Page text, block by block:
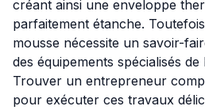
créant ainsi une enveloppe
parfaitement étanche.
mousse nécessite un savoir-
des équipements spécialisés
Trouver un entrepreneur
pour exécuter ces travaux